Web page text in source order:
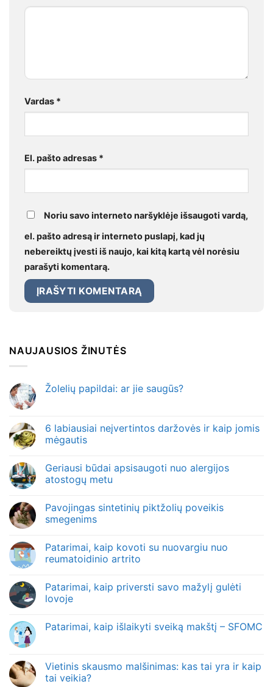
Vardas *
El. pašto adresas *
Noriu savo interneto naršyklėje išsaugoti vardą,
el. pašto adresą ir interneto puslapį, kad jų
nebereiktų įvesti iš naujo, kai kitą kartą vėl norėsiu
parašyti komentarą.
NAUJAUSIOS ŽINUTĖS
Žolelių papildai: ar jie saugūs?
6 labiausiai neįvertintos daržovės ir kaip jomis
mėgautis
Geriausi būdai apsisaugoti nuo alergijos
atostogų metu
Pavojingas sintetinių piktžolių poveikis
smegenims
Patarimai, kaip kovoti su nuovargiu nuo
reumatoidinio artrito
Patarimai, kaip priversti savo mažylį gulėti
lovoje
Patarimai, kaip išlaikyti sveiką makštį – SFOMC
Vietinis skausmo malšinimas: kas tai yra ir kaip
tai veikia?